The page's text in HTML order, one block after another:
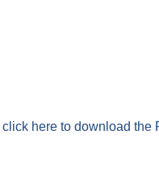
click here to download the